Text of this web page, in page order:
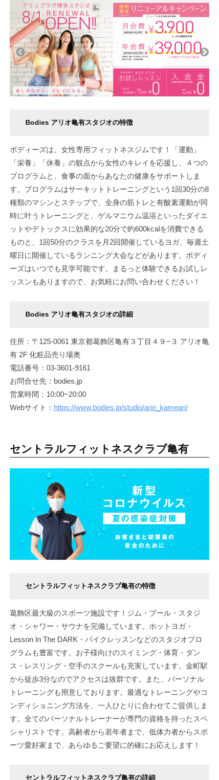
Bodies アリオ亀有スタジオの特徴
ボディーズは、女性専用フィットネスジムです！「運動」
「栄養」「休養」の観点から女性のキレイを応援し、４つの
プログラムと、食事の面からあなたの健康をサポートしま
す。プログラムはサーキットトレーニングという1回30分の8
種類のマシンとステップで、全身の筋トレと有酸素運動が同
時に叶うトレーニングと、ゲルマニウム温浴といったダイエ
ットやデトックスに効果的な20分で約600kcalを消費できる
ものと、1回50分のクラスを月2回開催しているヨガ、毎週土
曜日に開催しているランニング大会などがあります。ボディ
ーズはいつでも見学可能です。まるっと体験できるお試しレ
ッスンもありますので、お気軽にお問い合わせください！
Bodies アリオ亀有スタジオの詳細
住所：〒125-0061 東京都葛飾区亀有３丁目４９−３ アリオ亀
有 2F 化粧品売り場奥
電話番号：03-3601-9161
お問合せ先：bodies.jp
営業時間：10:00~20:00
Webサイト： https://www.bodies.jp/studio/ario_kameari/
セントラルフィットネスクラブ亀有
セントラルフィットネスクラブ亀有の特徴
葛飾区最大級のスポーツ施設です！ジム・プール・スタジ
オ・シャワー・サウナを完備しています。ホットヨガ・
Lesson In The DARK・バイクレッスンなどのスタジオプロ
グラムも豊富です。お子様向けのスイミング・体育・ダン
ス・レスリング・空手のスクールも充実しています。金町駅
から徒歩3分なのでアクセスは抜群です。また、パーソナル
トレーニングも用意しております。最適なトレーニングやコ
ンディショニング方法を、一人ひとりに合わせてご提供しま
す。全てのパーソナルトレーナーが専門の資格を持ったスペ
シャリストです。高齢者から若年者まで、低体力者からスポ
ーツ愛好家まで、あらゆるご要望に的確にお応えします！
セントラルフィットネスクラブ亀有の詳細